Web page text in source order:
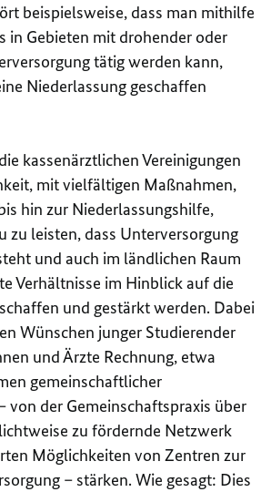
beispielsweise, dass man mithilfe
in Gebieten mit drohender oder
tätig werden kann,
Niederlassung geschaffen
kassenärztlichen Vereinigungen
mit vielfältigen Maßnahmen,
hin zur Niederlassungshilfe,
zu leisten, dass Unterversorgung
und auch im ländlichen Raum
Verhältnisse im Hinblick auf die
und gestärkt werden. Dabei
Wünschen junger Studierender
und Ärzte Rechnung, etwa
gemeinschaftlicher
von der Gemeinschaftspraxis über
zu fördernde Netzwerk
Möglichkeiten von Zentren zur
– stärken. Wie gesagt: Dies